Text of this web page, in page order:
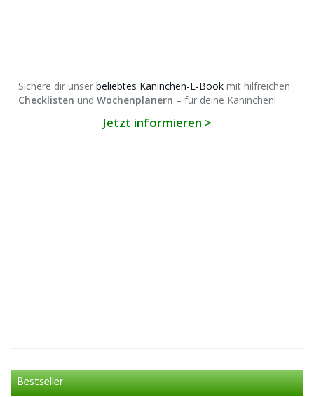
Sichere dir unser beliebtes Kaninchen-E-Book mit hilfreichen
Checklisten und Wochenplanern – für deine Kaninchen!
Jetzt informieren >
Bestseller